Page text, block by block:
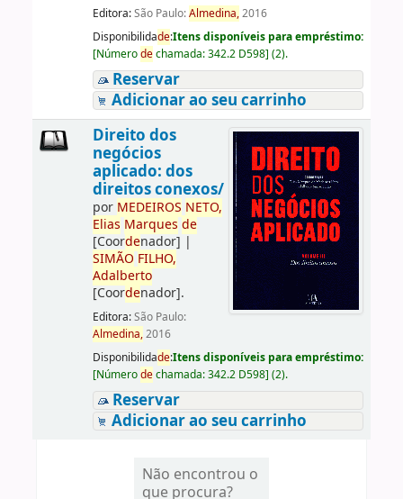
Editora:São Paulo:Almedina,2016
Disponibilidade:Itens disponíveis para empréstimo:
[Númerodechamada:342.2 D598] (2).
Reservar
Adicionar ao seu carrinho
Direito dos
negócios
aplicado: dos
direitos conexos/
por MEDEIROS NETO,
Elias Marques de
[Coordenador] |
SIMÃO FILHO,
Adalberto
[Coordenador].
Editora:São Paulo:
Almedina,2016
Disponibilidade:Itens disponíveis para empréstimo:
[Númerodechamada:342.2 D598] (2).
Reservar
Adicionar ao seu carrinho
Não encontrou o
que procura?